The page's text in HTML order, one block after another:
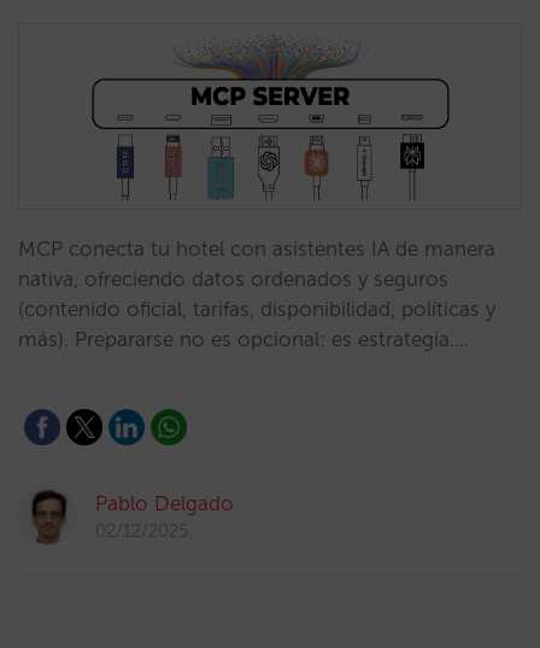
MCP conecta tu hotel con asistentes IA de manera
nativa, ofreciendo datos ordenados y seguros
(contenido oficial, tarifas, disponibilidad, políticas y
más). Prepararse no es opcional: es estrategia.…
Pablo Delgado
02/12/2025